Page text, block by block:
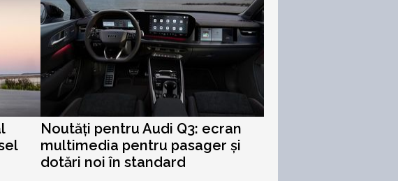
Noutăți pentru Audi Q3: ecran
multimedia pentru pasager și
dotări noi în standard